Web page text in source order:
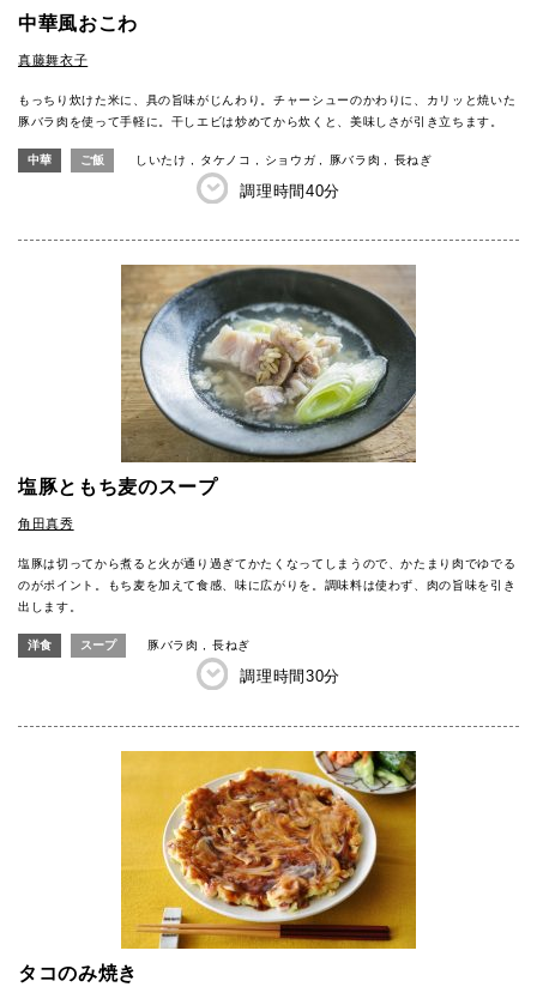
中華風おこわ
真藤舞衣子
もっちり炊けた米に、具の旨味がじんわり。チャーシューのかわりに、カリッと焼いた
豚バラ肉を使って手軽に。干しエビは炒めてから炊くと、美味しさが引き立ちます。
中華 ご飯 しいたけ タケノコ ショウガ 豚バラ肉 長ねぎ
調理時間40分
塩豚ともち麦のスープ
角田真秀
塩豚は切ってから煮ると火が通り過ぎてかたくなってしまうので、かたまり肉でゆでる
のがポイント。もち麦を加えて食感、味に広がりを。調味料は使わず、肉の旨味を引き
出します。
洋食 スープ 豚バラ肉 長ねぎ
調理時間30分
タコのみ焼き